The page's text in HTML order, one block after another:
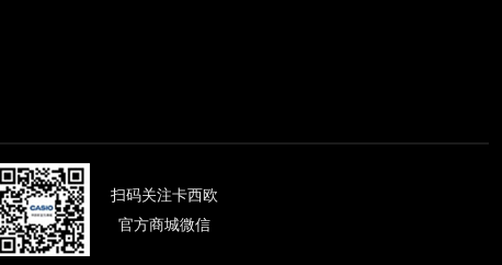
扫码关注卡西欧
官方商城微信